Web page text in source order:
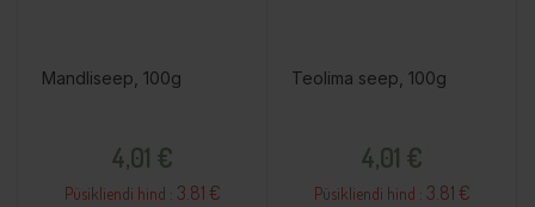
Mandliseep, 100g
4,01 €
Püsikliendi hind : 3.81 €
Teolima seep, 100g
4,01 €
Püsikliendi hind : 3.81 €